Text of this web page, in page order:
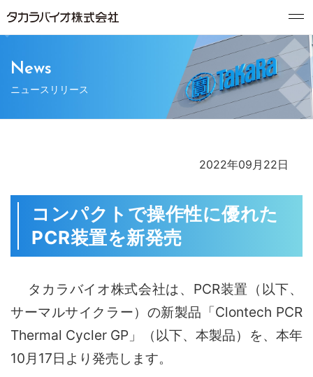
News
ニュースリリース
2022年09月22日
コンパクトで操作性に優れた
PCR装置を新発売
タカラバイオ株式会社は、PCR装置（以下、
サーマルサイクラー）の新製品「Clontech PCR
Thermal Cycler GP」（以下、本製品）を、本年
10月17日より発売します。